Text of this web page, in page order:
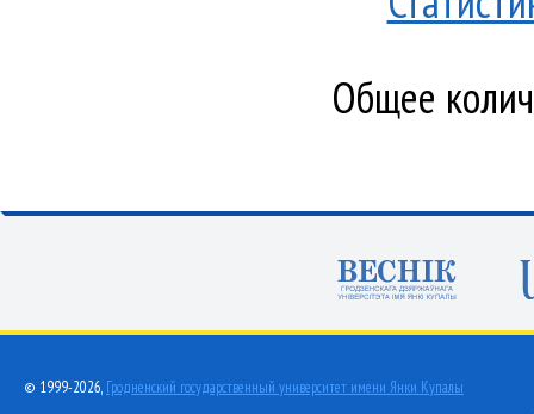
Общее
© 1999-2026, Гродненский государственный университет имени Янки Купалы